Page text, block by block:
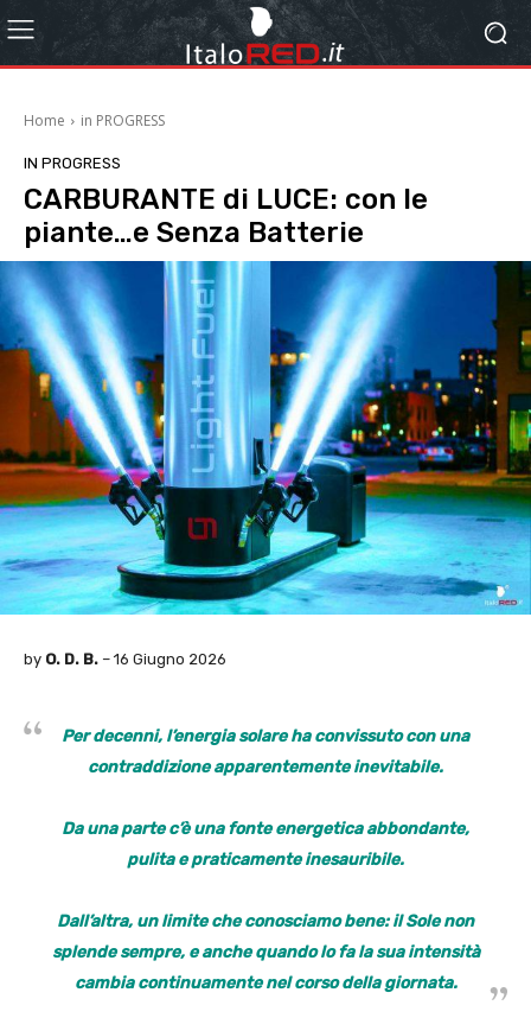
Home in PROGRESS
IN PROGRESS
CARBURANTE di LUCE: con le
piante…e Senza Batterie
by O. D. B. – 16 Giugno 2026
Per decenni, l’energia solare ha convissuto con una
contraddizione apparentemente inevitabile.
Da una parte c’è una fonte energetica abbondante,
pulita e praticamente inesauribile.
Dall’altra, un limite che conosciamo bene: il Sole non
splende sempre, e anche quando lo fa la sua intensità
cambia continuamente nel corso della giornata.